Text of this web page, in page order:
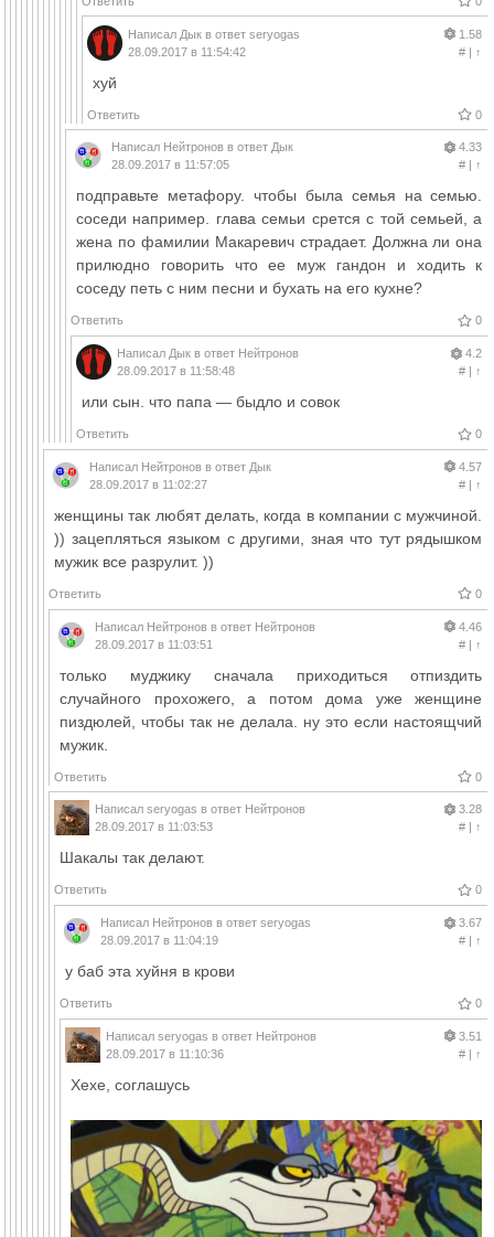
Написал Дык в ответ seryogas
28.09.2017 в 11:54:42
1.58
#| ↑
хуй
Ответить 0
Написал Нейтронов в ответ Дык
28.09.2017 в 11:57:05
4.33
#| ↑
подправьте метафору. чтобы была семья на семью.
соседи например. глава семьи срется с той семьей, а
жена по фамилии Макаревич страдает. Должна ли она
прилюдно говорить что ее муж гандон и ходить к
соседу петь с ним песни и бухать на его кухне?
Ответить 0
Написал Дык в ответ Нейтронов
28.09.2017 в 11:58:48
4.2
#| ↑
или сын. что папа — быдло и совок
Ответить 0
Написал Нейтронов в ответ Дык
28.09.2017 в 11:02:27
4.57
#| ↑
женщины так любят делать, когда в компании с мужчиной.
)) зацепляться языком с другими, зная что тут рядышком
мужик все разрулит. ))
Ответить 0
Написал Нейтронов в ответ Нейтронов
28.09.2017 в 11:03:51
4.46
#| ↑
только муджику сначала приходиться отпиздить
случайного прохожего, а потом дома уже женщине
пиздюлей, чтобы так не делала. ну это если настоящчий
мужик.
Ответить 0
Написал seryogas в ответ Нейтронов
28.09.2017 в 11:03:53
3.28
#| ↑
Шакалы так делают.
Ответить 0
Написал Нейтронов в ответ seryogas
28.09.2017 в 11:04:19
3.67
#| ↑
у баб эта хуйня в крови
Ответить 0
Написал seryogas в ответ Нейтронов
28.09.2017 в 11:10:36
3.51
#| ↑
Хехе, соглашусь